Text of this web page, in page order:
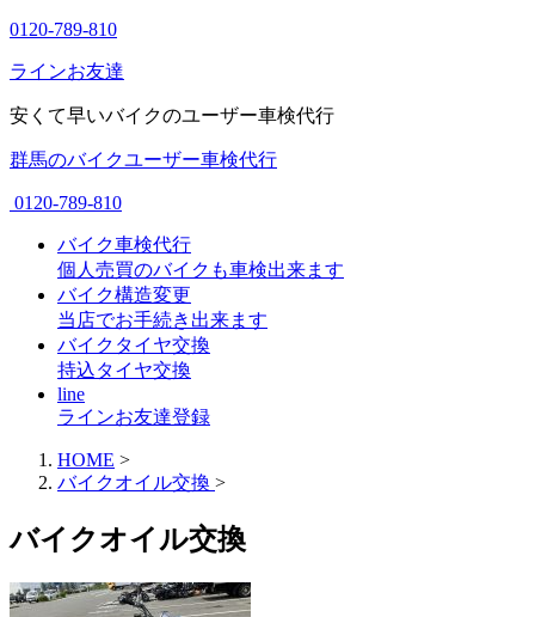
0120-789-810
ラインお友達
安くて早いバイクのユーザー車検代行
群馬のバイクユーザー車検代行
0120-789-810
バイク車検代行
個人売買のバイクも車検出来ます
バイク構造変更
当店でお手続き出来ます
バイクタイヤ交換
持込タイヤ交換
line
ラインお友達登録
HOME >
バイクオイル交換 >
バイクオイル交換